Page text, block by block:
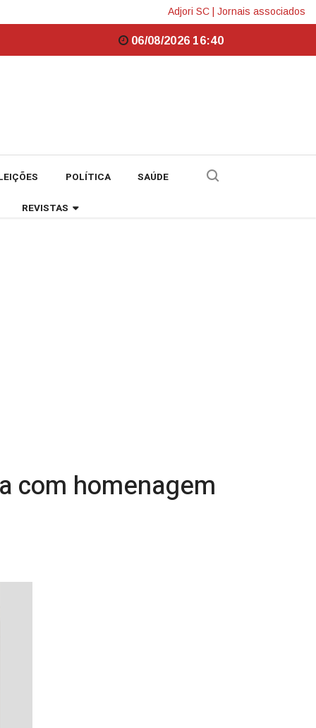
Adjori SC Jornais associados
06/08/2026 16:40
POLÍTICA SAÚDE
REVISTAS
com homenagem